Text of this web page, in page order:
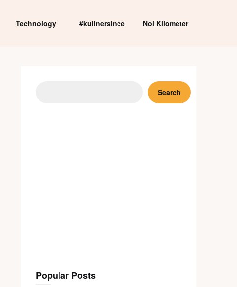
Technology #kulinersince Nol Kilometer
Search
Popular Posts